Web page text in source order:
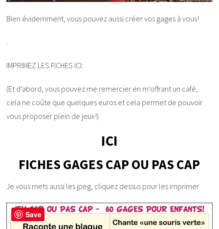
Bien évidemment, vous pouvez aussi créer vos gages à vous!
IMPRIMEZ LES FICHES ICI:
(Et d’abord, vous pouvez me remercier en m’offrant un café,
cela ne coûte que quelques euros et cela permet de pouvoir
vous proposer plein de jeux!)
ICI
FICHES GAGES CAP OU PAS CAP
Je vous mets aussi les jpeg, cliquez dessus pour les imprimer
Save